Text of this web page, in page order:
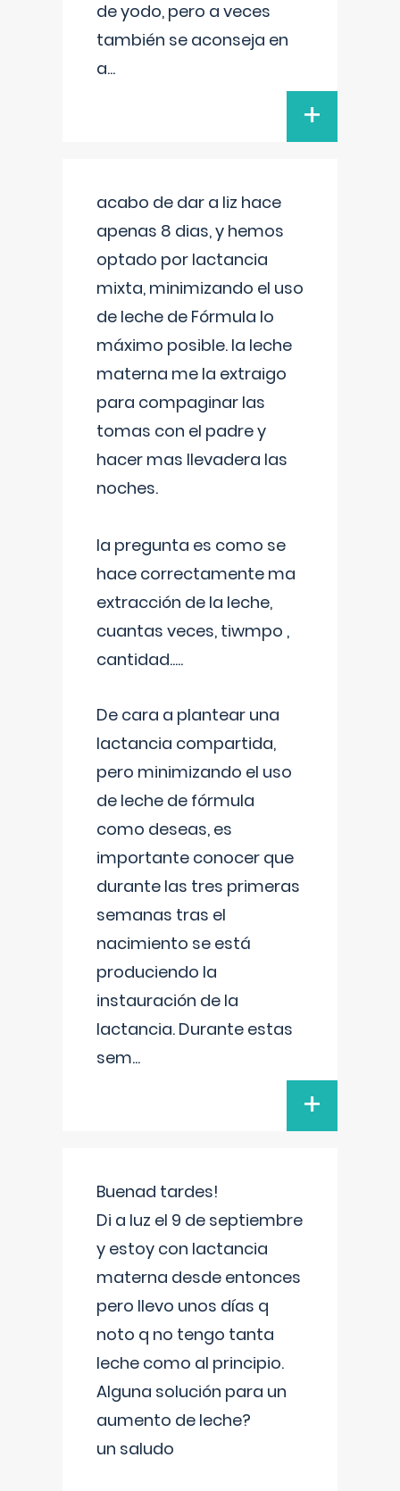
de yodo, pero a veces
también se aconseja en
a...
+
acabo de dar a liz hace
apenas 8 dias, y hemos
optado por lactancia
mixta, minimizando el uso
de leche de Fórmula lo
máximo posible. la leche
materna me la extraigo
para compaginar las
tomas con el padre y
hacer mas llevadera las
noches.
la pregunta es como se
hace correctamente ma
extracción de la leche,
cuantas veces, tiwmpo ,
cantidad.....
De cara a plantear una
lactancia compartida,
pero minimizando el uso
de leche de fórmula
como deseas, es
importante conocer que
durante las tres primeras
semanas tras el
nacimiento se está
produciendo la
instauración de la
lactancia. Durante estas
sem...
+
Buenad tardes!
Di a luz el 9 de septiembre
y estoy con lactancia
materna desde entonces
pero llevo unos días q
noto q no tengo tanta
leche como al principio.
Alguna solución para un
aumento de leche?
un saludo